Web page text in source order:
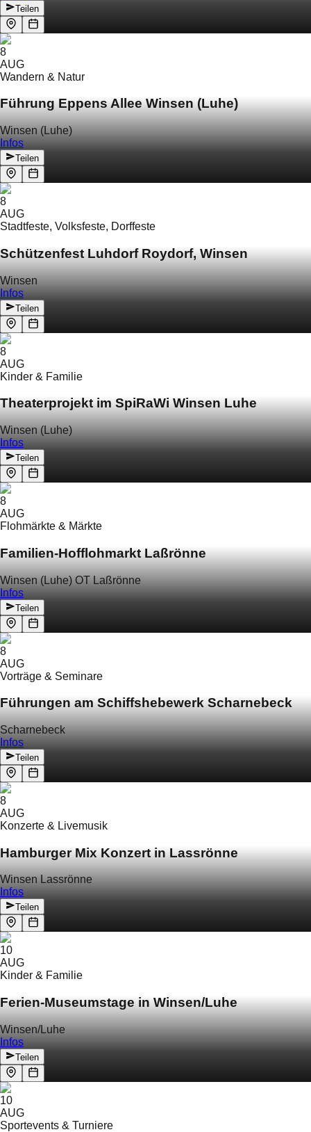
Teilen
8
AUG
Wandern & Natur
Führung Eppens Allee Winsen (Luhe)
Winsen (Luhe)
Infos
Teilen
8
AUG
Stadtfeste, Volksfeste, Dorffeste
Schützenfest Luhdorf Roydorf, Winsen
Winsen
Infos
Teilen
8
AUG
Kinder & Familie
Theaterprojekt im SpiRaWi Winsen Luhe
Winsen (Luhe)
Infos
Teilen
8
AUG
Flohmärkte & Märkte
Familien-Hofflohmarkt Laßrönne
Winsen (Luhe) OT Laßrönne
Infos
Teilen
8
AUG
Vorträge & Seminare
Führungen am Schiffshebewerk Scharnebeck
Scharnebeck
Infos
Teilen
8
AUG
Konzerte & Livemusik
Hamburger Mix Konzert in Lassrönne
Winsen Lassrönne
Infos
Teilen
10
AUG
Kinder & Familie
Ferien-Museumstage in Winsen/Luhe
Winsen/Luhe
Infos
Teilen
10
AUG
Sportevents & Turniere